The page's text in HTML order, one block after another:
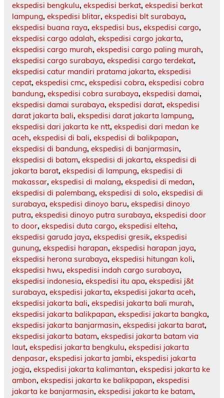
ekspedisi bengkulu, ekspedisi berkat, ekspedisi berkat
lampung, ekspedisi blitar, ekspedisi blt surabaya,
ekspedisi buana raya, ekspedisi bus, ekspedisi cargo,
ekspedisi cargo adalah, ekspedisi cargo jakarta,
ekspedisi cargo murah, ekspedisi cargo paling murah,
ekspedisi cargo surabaya, ekspedisi cargo terdekat,
ekspedisi catur mandiri pratama jakarta, ekspedisi
cepat, ekspedisi cmc, ekspedisi cobra, ekspedisi cobra
bandung, ekspedisi cobra surabaya, ekspedisi damai,
ekspedisi damai surabaya, ekspedisi darat, ekspedisi
darat jakarta bali, ekspedisi darat jakarta lampung,
ekspedisi dari jakarta ke ntt, ekspedisi dari medan ke
aceh, ekspedisi di bali, ekspedisi di balikpapan,
ekspedisi di bandung, ekspedisi di banjarmasin,
ekspedisi di batam, ekspedisi di jakarta, ekspedisi di
jakarta barat, ekspedisi di lampung, ekspedisi di
makassar, ekspedisi di malang, ekspedisi di medan,
ekspedisi di palembang, ekspedisi di solo, ekspedisi di
surabaya, ekspedisi dinoyo baru, ekspedisi dinoyo
putra, ekspedisi dinoyo putra surabaya, ekspedisi door
to door, ekspedisi duta cargo, ekspedisi elteha,
ekspedisi garuda jaya, ekspedisi gresik, ekspedisi
gunung, ekspedisi harapan, ekspedisi harapan jaya,
ekspedisi herona surabaya, ekspedisi hitungan koli,
ekspedisi hwu, ekspedisi indah cargo surabaya,
ekspedisi indonesia, ekspedisi itu apa, ekspedisi j&t
surabaya, ekspedisi jakarta, ekspedisi jakarta aceh,
ekspedisi jakarta bali, ekspedisi jakarta bali murah,
ekspedisi jakarta balikpapan, ekspedisi jakarta bangka,
ekspedisi jakarta banjarmasin, ekspedisi jakarta barat,
ekspedisi jakarta batam, ekspedisi jakarta batam via
laut, ekspedisi jakarta bengkulu, ekspedisi jakarta
denpasar, ekspedisi jakarta jambi, ekspedisi jakarta
jogja, ekspedisi jakarta kalimantan, ekspedisi jakarta ke
ambon, ekspedisi jakarta ke balikpapan, ekspedisi
jakarta ke banjarmasin, ekspedisi jakarta ke batam,